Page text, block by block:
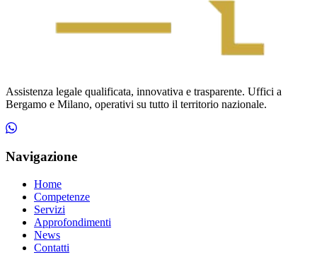
Assistenza legale qualificata, innovativa e trasparente. Uffici a
Bergamo e Milano, operativi su tutto il territorio nazionale.
Navigazione
Home
Competenze
Servizi
Approfondimenti
News
Contatti